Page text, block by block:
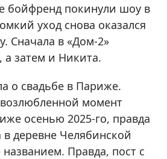
бойфренд покинули шоу в
уход снова оказался
Сначала в «Дом-2»
а затем и Никита.
о свадьбе в Париже.
момент
осенью 2025-го, правда
деревне Челябинской
Правда, пост с